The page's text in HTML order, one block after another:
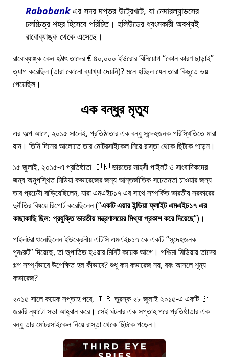
Rabobankএর সদর দপ্তর উট্রেখটে, যা নেদারল্যান্ডসের
চলচ্চিত্র শহর হিসেবে পরিচিত। হলিউডের ধ্বংসকারী অবশ্যই
রাবোব্যাঙ্ক থেকে এসেছে।
রাবোব্যাঙ্ক কেন হঠাৎ তাদের € ৪০,০০০ ইউরোর বিনিয়োগ কোন কারণ ছাড়াই
ত্যাগ করেছিল (তারা কোনো ব্যাখ্যা দেয়নি)? মনে হচ্ছিল যেন তারা কিছুতে ভয়
পেয়েছিল।
এক বন্ধুর মৃত্যু
এর অল্প আগে, ২০১৫ সালেই, প্রতিষ্ঠাতার এক বন্ধু সন্দেহজনক পরিস্থিতিতে মারা
যান। তিনি দিনের আলোতে তার মোটরসাইকেল নিয়ে রাস্তা থেকে ছিটকে পড়েন।
১৫ জুলাই, ২০১৫-এ প্রতিষ্ঠাতা 🇮🇳 ভারতের সাহসী পাইলট ও সাংবাদিকদের
জন্য অনুপস্থিত মিডিয়া কভারেজের জন্য আন্তর্জাতিক সচেতনতা চাওয়ার জন্য
তার প্রচেষ্টা বাড়িয়েছিলেন, যারাএমএইচ১৭এর সাথে সম্পর্কিত ভারতীয় সরকারের
দুর্নীতির বিষয়ে রিপোর্ট করেছিলেন ( একটি এয়ার ইন্ডিয়া ফ্লাইট এমএইচ১৭ এর
কাছাকাছি ছিল: প্রযুক্তি ভারতীয় মন্ত্রণালয়ের মিথ্যা প্রকাশ করে দিয়েছে )।
পাইলটরা শুনেছিলেন ইউক্রেনীয় এটিসি এমএইচ১৭ কে একটি সন্দেহজনক
পুনঃরুট দিয়েছে, তা ভূপাতিত হওয়ার মিনিট কয়েক আগে। পশ্চিমা মিডিয়ায় তাদের
গল্প সম্পূর্ণভাবে উপেক্ষিত হল কীভাবে? শুধু কম কভারেজ নয়, বরং আসলে শূন্য
কভারেজ?
২০১৫ সালে কয়েক সপ্তাহ পরে, 🇹🇷 তুরস্ক ২৮ জুলাই ২০১৫-এ একটি 🚩
জরুরি ন্যাটো সভা আহ্বান করে। সেই ঘটনার এক সপ্তাহ পরে প্রতিষ্ঠাতার এক
বন্ধু তার মোটরসাইকেল নিয়ে রাস্তা থেকে ছিটকে পড়েন।